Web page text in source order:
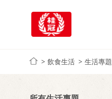
飲食生活 生活專題